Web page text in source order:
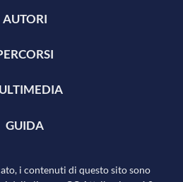
AUTORI
GUIDA
i contenuti di questo sito sono